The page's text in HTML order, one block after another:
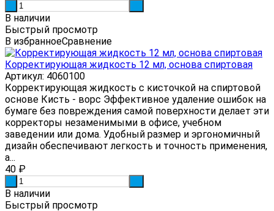
В наличии
Быстрый просмотр
В избранноеСравнение
Корректирующая жидкость 12 мл, основа спиртовая
Артикул: 4060100
Корректирующая жидкость с кисточкой на спиртовой
основе Кисть - ворс Эффективное удаление ошибок на
бумаге без повреждения самой поверхности делает эти
корректоры незаменимыми в офисе, учебном
заведении или дома. Удобный размер и эргономичный
дизайн обеспечивают легкость и точность применения,
а...
40 ₽
В наличии
Быстрый просмотр